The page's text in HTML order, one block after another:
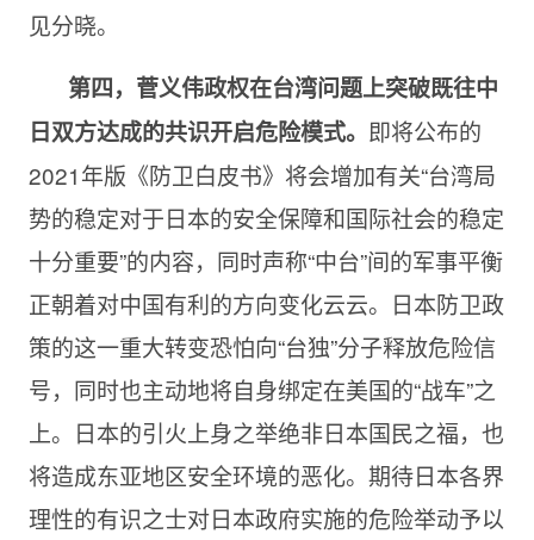
见分晓。
第四，菅义伟政权在台湾问题上突破既往中
日双方达成的共识开启危险模式。 即将公布的
2021年版《防卫白皮书》将会增加有关“台湾局
势的稳定对于日本的安全保障和国际社会的稳定
十分重要”的内容，同时声称“中台”间的军事平衡
正朝着对中国有利的方向变化云云。日本防卫政
策的这一重大转变恐怕向“台独”分子释放危险信
号，同时也主动地将自身绑定在美国的“战车”之
上。日本的引火上身之举绝非日本国民之福，也
将造成东亚地区安全环境的恶化。期待日本各界
理性的有识之士对日本政府实施的危险举动予以